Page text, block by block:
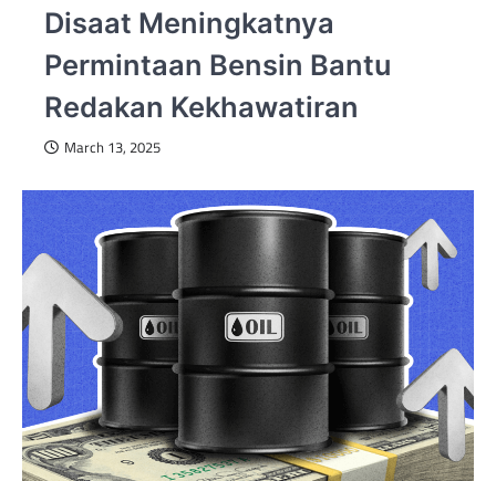
Disaat Meningkatnya
Permintaan Bensin Bantu
Redakan Kekhawatiran
March 13, 2025